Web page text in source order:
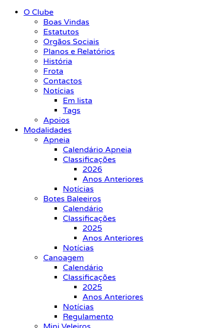
O Clube
Boas Vindas
Estatutos
Orgãos Sociais
Planos e Relatórios
História
Frota
Contactos
Notícias
Em lista
Tags
Apoios
Modalidades
Apneia
Calendário Apneia
Classificações
2026
Anos Anteriores
Notícias
Botes Baleeiros
Calendário
Classificações
2025
Anos Anteriores
Notícias
Canoagem
Calendário
Classificações
2025
Anos Anteriores
Notícias
Regulamento